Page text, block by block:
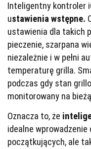
Inteligentny kontroler
ustawienia wstępne.
ustawienia dla takich
pieczenie, szarpana
niezależnie i w pełni
temperaturę grilla.
podczas gdy stan
monitorowany na
Oznacza to, że
idealne
początkujących, ale